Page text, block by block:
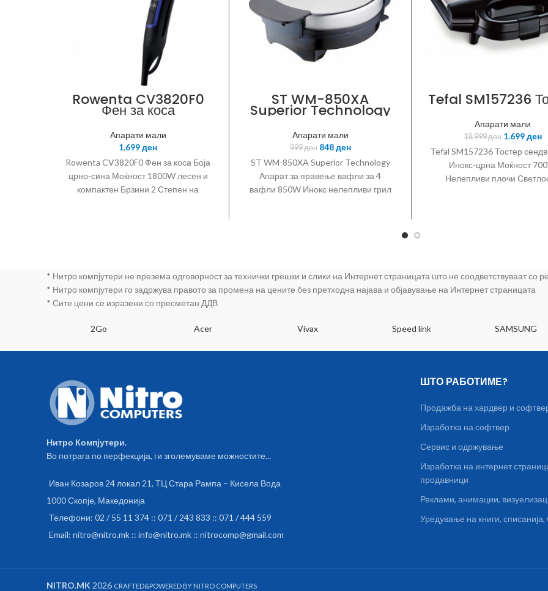
Rowenta CV3820F0
Фен за коса
Апарати мали
1.699ден
Rowenta CV3820F0 Фен за коса Боја
црно-сина Моќност 1800W лесен и
компактен Брзини 2 Степен на
ST WM-850XA
Superior Technology
Апарат за правење
вафли
Апарати мали
999ден 848ден
ST WM-850XA Superior Technology
Апарат за правење вафли за 4
вафли 850W Инокс нелепливи грил
Tefal SM157236
Апарати мали
18.999ден 1.699ден
Tefal SM157236 Тостер
Инокс-црна Моќност
Нелепливи плочи
* Нитро компјутери не презема одговорност за технички грешки и слики на Интернет страницата што не соодветствуваат со
* Нитро компјутери го задржува правото за промена на цените без претходна најава и објавување на Интернет страницата
* Сите цени се изразени со пресметан ДДВ
2Go Acer Vivax Speed link SAMSUNG
Нитро Компјутери.
Во потрага по перфекција, ги зголемуваме можностите...
Иван Козаров 24 локал 21, ТЦ Стара Рампа – Кисела Вода
1000 Скопје, Македонија
Телефони: 02 / 55 11 374 :: 071 / 243 833 :: 071 / 444 559
Email: nitro@nitro.mk :: info@nitro.mk :: nitrocomp@gmail.com
ШТО РАБОТИМЕ?
Продажба на хардвер и
Изработка на софтвер
Сервис и одржување
Изработка на интернет
продавници
Реклами, анимации,
Уредување на книги,
NITRO.MK 2026 CRAFTED&POWERED BY NITRO COMPUTERS